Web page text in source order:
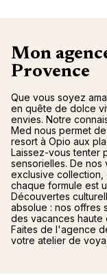
Mon
Provence
Que vous soyez
en quête de dolce
envies. Notre
Med nous permet
resort à Opio aux
Laissez-vous tenter
sensorielles. De nos
exclusive collection,
chaque formule est
Découvertes
absolue : nos offres
des vacances haute
Faites de l'agence
votre atelier de